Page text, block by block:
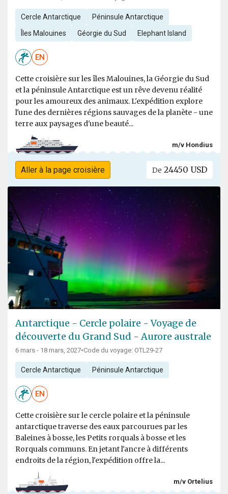
Cercle Antarctique Péninsule Antarctique
Îles Malouines Géorgie du Sud Elephant Island
EN
Cette croisière sur les îles Malouines, la Géorgie du Sud
et la péninsule Antarctique est un rêve devenu réalité
pour les amoureux des animaux. L'expédition explore
l'une des dernières régions sauvages de la planète - une
terre aux paysages d'une beauté...
m/v Hondius
Aller à la page croisière De 24450 USD
Antarctique - Cercle polaire - Voyage de
découverte du Grand Sud - Aurore australe
6 mars - 18 mars, 2027•Code du voyage: OTL29-27
Cercle Antarctique Péninsule Antarctique
EN
Cette croisière sur le cercle polaire et la péninsule
antarctique traverse des eaux parcourues par les
Baleines à bosse, les Petits rorquals à bosse et les
Rorquals communs. En jetant l'ancre à différents
endroits de la région, l'expédition offre la...
m/v Ortelius